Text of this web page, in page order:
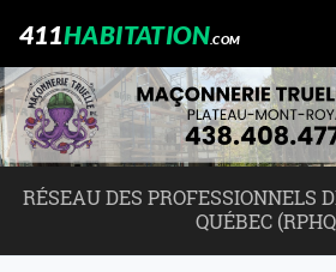
411HABITATION.COM
RÉSEAU DES PROFESSIONNELS
QUÉBEC